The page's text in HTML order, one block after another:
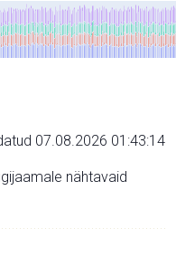
07.08.2026 01:43:14
nähtavaid